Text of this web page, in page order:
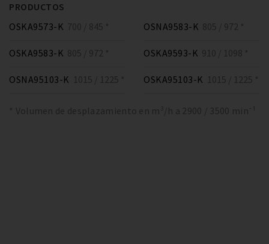
PRODUCTOS
OSKA9573-K 700 / 845 * OSNA9583-K 805 / 972 *
OSKA9583-K 805 / 972 * OSKA9593-K 910 / 1098 *
OSNA95103-K 1015 / 1225 * OSKA95103-K 1015 / 1225 *
* Volumen de desplazamiento en m³/h a 2900 / 3500 min⁻¹